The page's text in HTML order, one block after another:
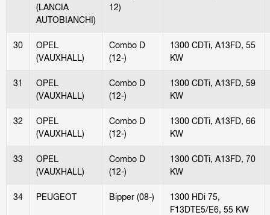
(LANCIA
AUTOBIANCHI)
12)
30
OPEL
(VAUXHALL)
Combo D
(12-)
1300 CDTi, A13FD, 55
KW
31
OPEL
(VAUXHALL)
Combo D
(12-)
1300 CDTi, A13FD, 59
KW
32
OPEL
(VAUXHALL)
Combo D
(12-)
1300 CDTi, A13FD, 66
KW
33
OPEL
(VAUXHALL)
Combo D
(12-)
1300 CDTi, A13FD, 70
KW
34 PEUGEOT Bipper (08-)
1300 HDi 75,
F13DTE5/E6, 55 KW